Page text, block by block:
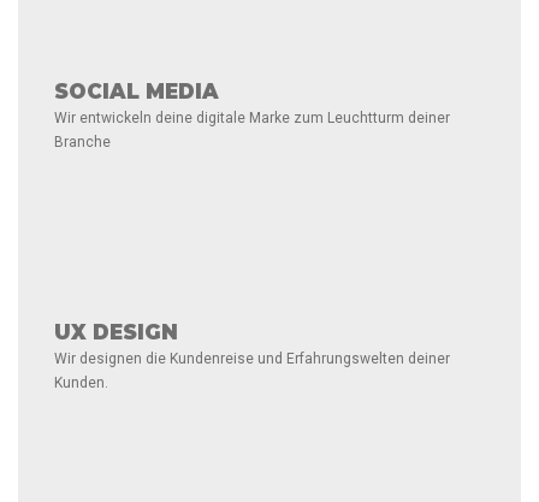
SOCIAL MEDIA
Wir entwickeln deine digitale Marke zum Leuchtturm deiner
Branche
UX DESIGN
Wir designen die Kundenreise und Erfahrungswelten deiner
Kunden.